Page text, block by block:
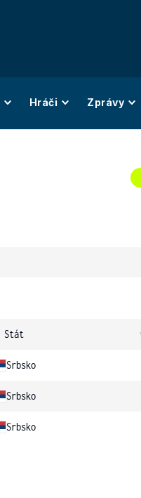
Hráči Zprávy
Stát
Srbsko
Srbsko
Srbsko